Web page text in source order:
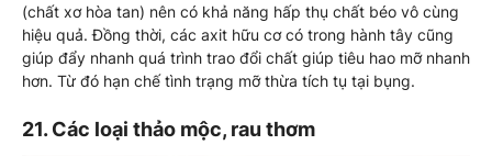
(chất xơ hòa tan) nên có khả năng hấp thụ chất béo vô cùng
hiệu quả. Đồng thời, các axit hữu cơ có trong hành tây cũng
giúp đẩy nhanh quá trình trao đổi chất giúp tiêu hao mỡ nhanh
hơn. Từ đó hạn chế tình trạng mỡ thừa tích tụ tại bụng.
21. Các loại thảo mộc, rau thơm